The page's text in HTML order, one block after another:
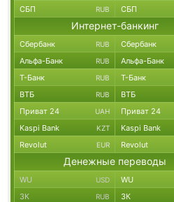
СБП RUB СБП
Интернет-банкинг
Сбербанк RUB Сбербанк
Альфа-Банк RUB Альфа-Банк
Т-Банк RUB Т-Банк
ВТБ RUB ВТБ
Приват 24 UAH Приват 24
Kaspi Bank KZT Kaspi Bank
Revolut EUR Revolut
Денежные переводы
WU USD WU
ЗК RUB ЗК